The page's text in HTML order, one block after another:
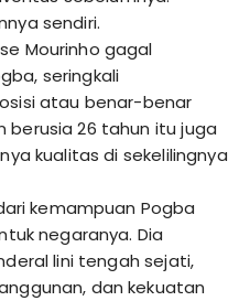
sendiri.
Mourinho gagal
seringkali
atau benar-benar
berusia 26 tahun itu juga
kualitas di sekelilingnya
kemampuan Pogba
negaranya. Dia
lini tengah sejati,
dan kekuatan